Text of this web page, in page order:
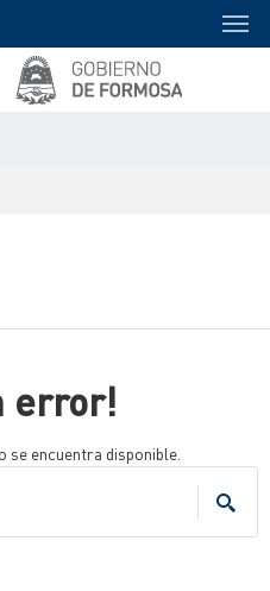
error!
se encuentra disponible.